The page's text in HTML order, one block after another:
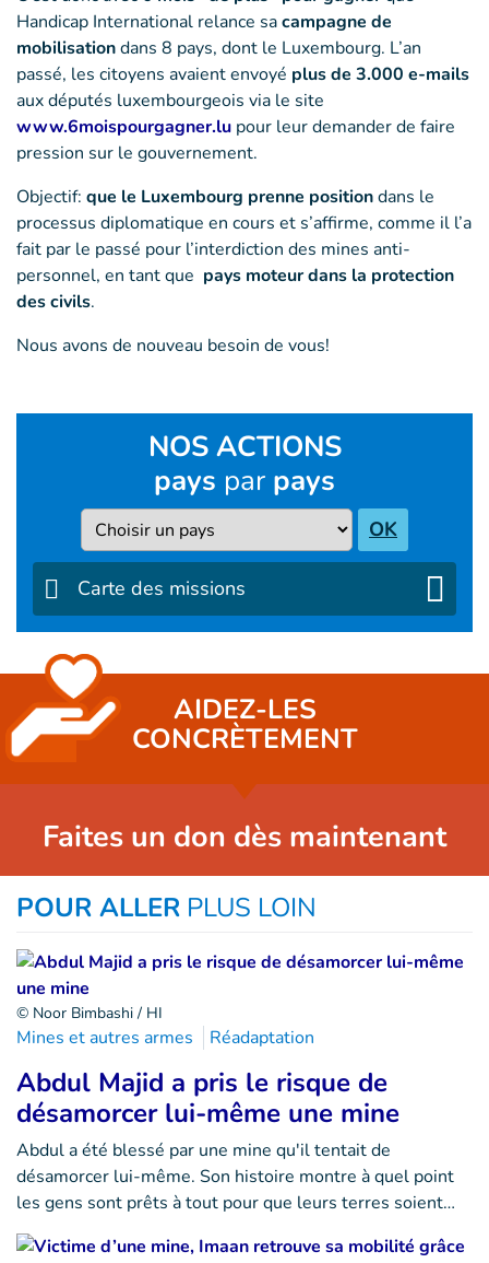
Handicap International relance sacampagne de
mobilisationdans 8 pays, dont le Luxembourg. L’an
passé, les citoyens avaient envoyé plus de 3.000 e-mails
aux députés luxembourgeois via le site
www.6moispourgagner.lu pour leur demander de faire
pression sur le gouvernement.
Objectif: que le Luxembourg prenne positiondans le
processus diplomatique en cours et s’affirme, comme il l’a
fait par le passé pour l’interdiction des mines anti-
personnel, en tant que pays moteur dans la protection
des civils.
Nous avons de nouveau besoin de vous!
NOS ACTIONS
pays par pays
Pays OK
Carte des missions
AIDEZ-LES
CONCRÈTEMENT
Faites un don dès maintenant
POUR ALLER PLUS LOIN
© Noor Bimbashi / HI
Mines et autres armes Réadaptation
Abdul Majid a pris le risque de
désamorcer lui-même une mine
Abdul a été blessé par une mine qu'il tentait de
désamorcer lui-même. Son histoire montre à quel point
les gens sont prêts à tout pour que leurs terres soient…